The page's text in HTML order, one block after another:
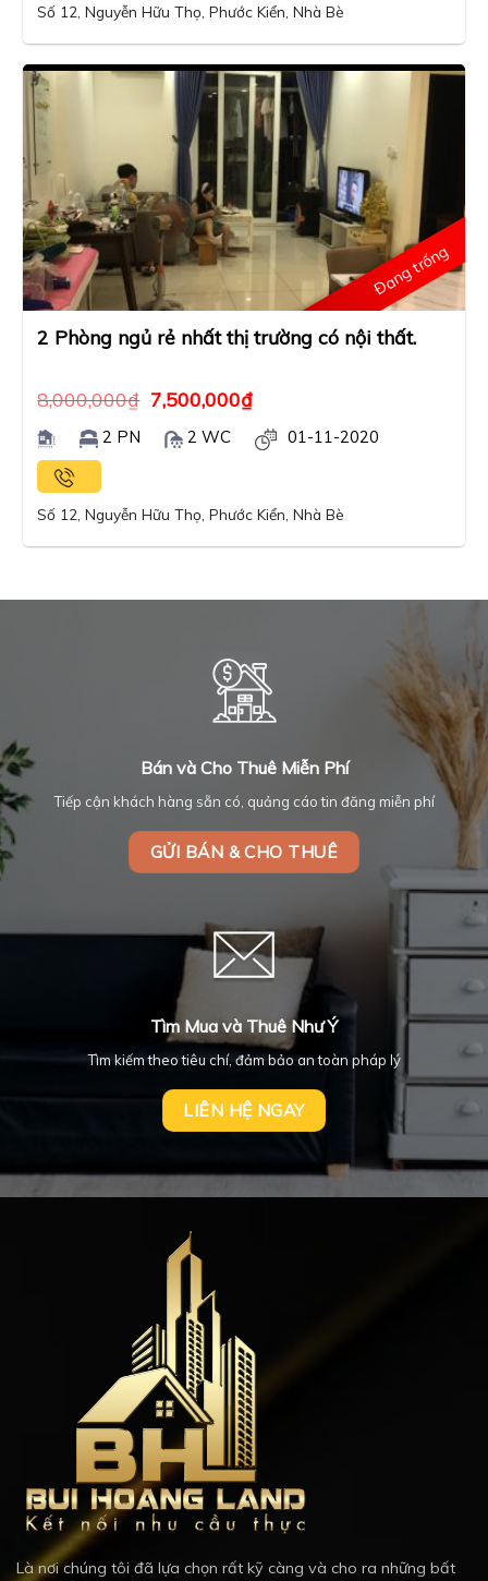
Số 12, Nguyễn Hữu Thọ, Phước Kiển, Nhà Bè
Đang trống
2 Phòng ngủ rẻ nhất thị trường có nội thất.
8,000,000₫ 7,500,000₫
2 PN 2 WC 01-11-2020
Số 12, Nguyễn Hữu Thọ, Phước Kiển, Nhà Bè
Bán và Cho Thuê Miễn Phí
Tiếp cận khách hàng sẵn có, quảng cáo tin đăng miễn phí
GỬI BÁN & CHO THUÊ
Tìm Mua và Thuê Như Ý
Tìm kiếm theo tiêu chí, đảm bảo an toàn pháp lý
LIÊN HỆ NGAY
Là nơi chúng tôi đã lựa chọn rất kỹ càng và cho ra những bất